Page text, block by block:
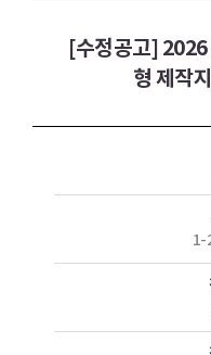
[수정공고] 2026
형 제작
1-